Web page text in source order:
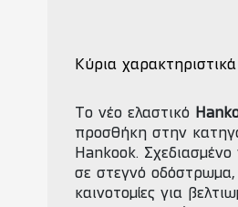
Κύρια χαρακτηριστικά
Το νέο ελαστικό
προσθήκη στην
Hankook.
σε στεγνό οδόστρωμα,
καινοτομίες για